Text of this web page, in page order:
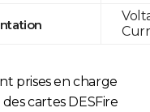
prises en charge
cartes DESFire